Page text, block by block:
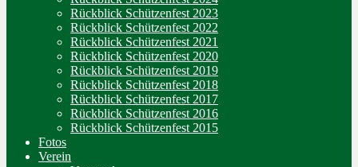
Rückblick Schützenfest 2023
Rückblick Schützenfest 2022
Rückblick Schützenfest 2021
Rückblick Schützenfest 2020
Rückblick Schützenfest 2019
Rückblick Schützenfest 2018
Rückblick Schützenfest 2017
Rückblick Schützenfest 2016
Rückblick Schützenfest 2015
Fotos
Verein